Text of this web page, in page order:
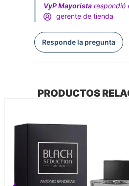
VyP Mayorista respondió
gerente de tienda
Responde la pregunta
PRODUCTOS